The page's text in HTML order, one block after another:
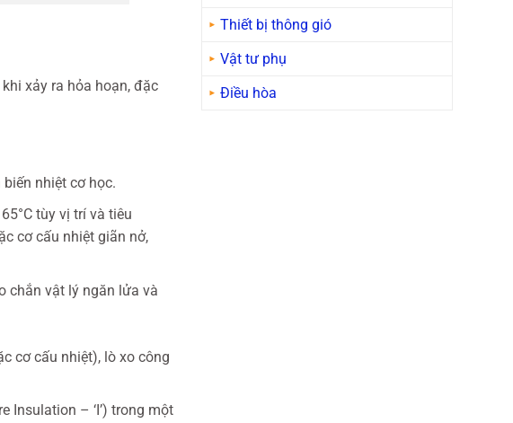
xảy ra hỏa hoạn, đặc
nhiệt cơ học.
tùy vị trí và tiêu
cơ cấu nhiệt giãn nở,
chắn vật lý ngăn lửa và
cơ cấu nhiệt), lò xo công
Insulation – ‘I’) trong một
Thiết bị thông gió
Vật tư phụ
Điều hòa